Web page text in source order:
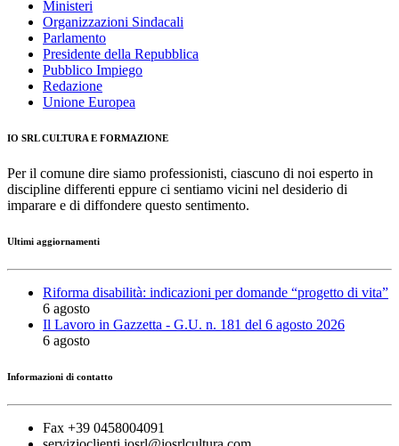
Ministeri
Organizzazioni Sindacali
Parlamento
Presidente della Repubblica
Pubblico Impiego
Redazione
Unione Europea
IO SRL CULTURA E FORMAZIONE
Per il comune dire siamo professionisti, ciascuno di noi esperto in
discipline differenti eppure ci sentiamo vicini nel desiderio di
imparare e di diffondere questo sentimento.
Ultimi aggiornamenti
Riforma disabilità: indicazioni per domande “progetto di vita”
6 agosto
Il Lavoro in Gazzetta - G.U. n. 181 del 6 agosto 2026
6 agosto
Informazioni di contatto
Fax +39 0458004091